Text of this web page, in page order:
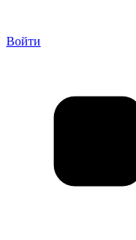
Войти